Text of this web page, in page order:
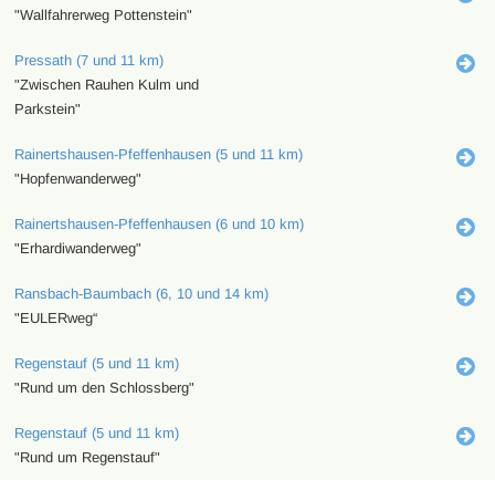
"Wallfahrerweg Pottenstein"
Pressath (7 und 11 km)
"Zwischen Rauhen Kulm und
Parkstein"
Rainertshausen-Pfeffenhausen (5 und 11 km)
"Hopfenwanderweg"
Rainertshausen-Pfeffenhausen (6 und 10 km)
"Erhardiwanderweg"
Ransbach-Baumbach (6, 10 und 14 km)
"EULERweg“
Regenstauf (5 und 11 km)
"Rund um den Schlossberg"
Regenstauf (5 und 11 km)
"Rund um Regenstauf"